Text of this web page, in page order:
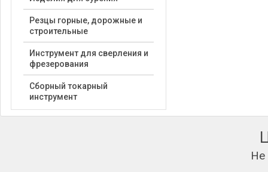
Резцы горные, дорожные и
строительные
Инструмент для сверления и
фрезерования
Сборный токарный
инструмент
Не